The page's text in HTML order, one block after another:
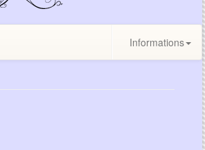
Informations